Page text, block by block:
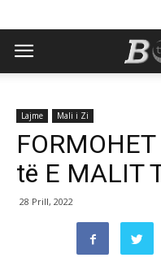
Lajme Mali i Zi
të E MALIT
28 Prill, 2022